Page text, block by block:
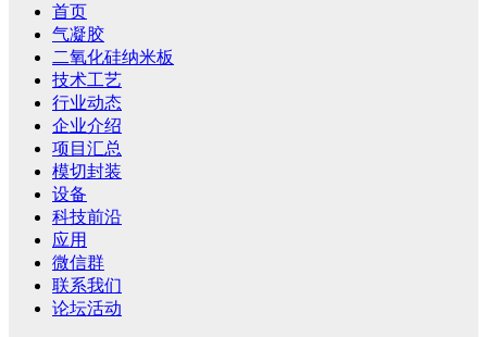
首页
气凝胶
二氧化硅纳米板
技术工艺
行业动态
企业介绍
项目汇总
模切封装
设备
科技前沿
应用
微信群
联系我们
论坛活动